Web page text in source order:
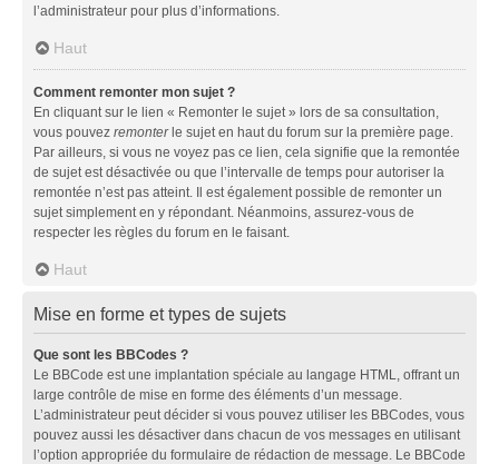
l’administrateur pour plus d’informations.
Haut
Comment remonter mon sujet ?
En cliquant sur le lien « Remonter le sujet » lors de sa consultation,
vous pouvez remonterle sujet en haut du forum sur la première page.
Par ailleurs, si vous ne voyez pas ce lien, cela signifie que la remontée
de sujet est désactivée ou que l’intervalle de temps pour autoriser la
remontée n’est pas atteint. Il est également possible de remonter un
sujet simplement en y répondant. Néanmoins, assurez-vous de
respecter les règles du forum en le faisant.
Haut
Mise en forme et types de sujets
Que sont les BBCodes ?
Le BBCode est une implantation spéciale au langage HTML, offrant un
large contrôle de mise en forme des éléments d’un message.
L’administrateur peut décider si vous pouvez utiliser les BBCodes, vous
pouvez aussi les désactiver dans chacun de vos messages en utilisant
l’option appropriée du formulaire de rédaction de message. Le BBCode